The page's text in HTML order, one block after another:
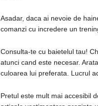
Asadar, daca ai nevoie de
comanzi cu incredere un
Consulta-te cu baietelul tau!
atunci cand este necesar.
culoarea lui preferata. Lucrul
Pretul este mult mai accesibil